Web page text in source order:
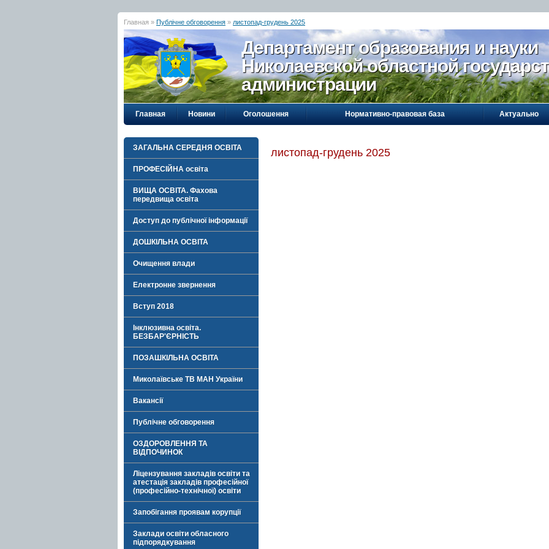
Главная » Публічне обговорення » листопад-грудень 2025
Департамент образования и науки
Николаевской областной
администрации
Главная Новини Оголошення Нормативно-правовая база Актуально
ЗАГАЛЬНА СЕРЕДНЯ ОСВІТА
ПРОФЕСІЙНА освіта
ВИЩА ОСВІТА. Фахова
передвища освіта
Доступ до публічної інформації
ДОШКІЛЬНА ОСВІТА
Очищення влади
Електронне звернення
Вступ 2018
Інклюзивна освіта.
БЕЗБАР'ЄРНІСТЬ
ПОЗАШКІЛЬНА ОСВІТА
Миколаївське ТВ МАН України
Вакансії
Публічне обговорення
ОЗДОРОВЛЕННЯ ТА
ВІДПОЧИНОК
Ліцензування закладів освіти та
атестація закладів професійної
(професійно-технічної) освіти
Запобігання проявам корупції
Заклади освіти обласного
підпорядкування
листопад-грудень 2025